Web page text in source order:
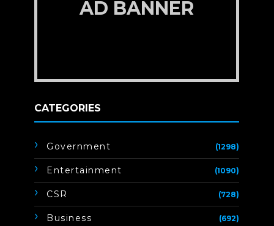
AD BANNER
CATEGORIES
Government (1298)
Entertainment (1090)
CSR (728)
Business (692)